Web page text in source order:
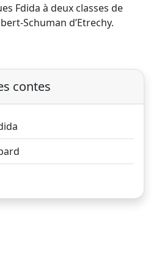
Fdida à deux classes de
Schuman d’Etrechy.
contes